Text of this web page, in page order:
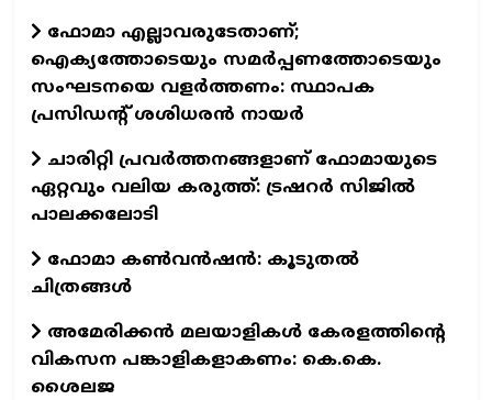
ഫോമാ എല്ലാവരുടേതാണ്;
ഐക്യത്തോടെയും സമർപ്പണത്തോടെയും
സംഘടനയെ വളർത്തണം: സ്ഥാപക
പ്രസിഡന്റ് ശശിധരൻ നായർ
ചാരിറ്റി പ്രവർത്തനങ്ങളാണ് ഫോമായുടെ
ഏറ്റവും വലിയ കരുത്ത്: ട്രഷറർ സിജിൽ
പാലക്കലോടി
ഫോമാ കണ്‍വന്‍ഷന്‍: കൂടുതല്‍
ചിത്രങ്ങള്‍
അമേരിക്കൻ മലയാളികൾ കേരളത്തിന്റെ
വികസന പങ്കാളികളാകണം: കെ.കെ.
ശൈലജ